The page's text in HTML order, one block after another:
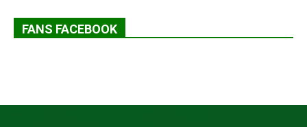
FANS FACEBOOK